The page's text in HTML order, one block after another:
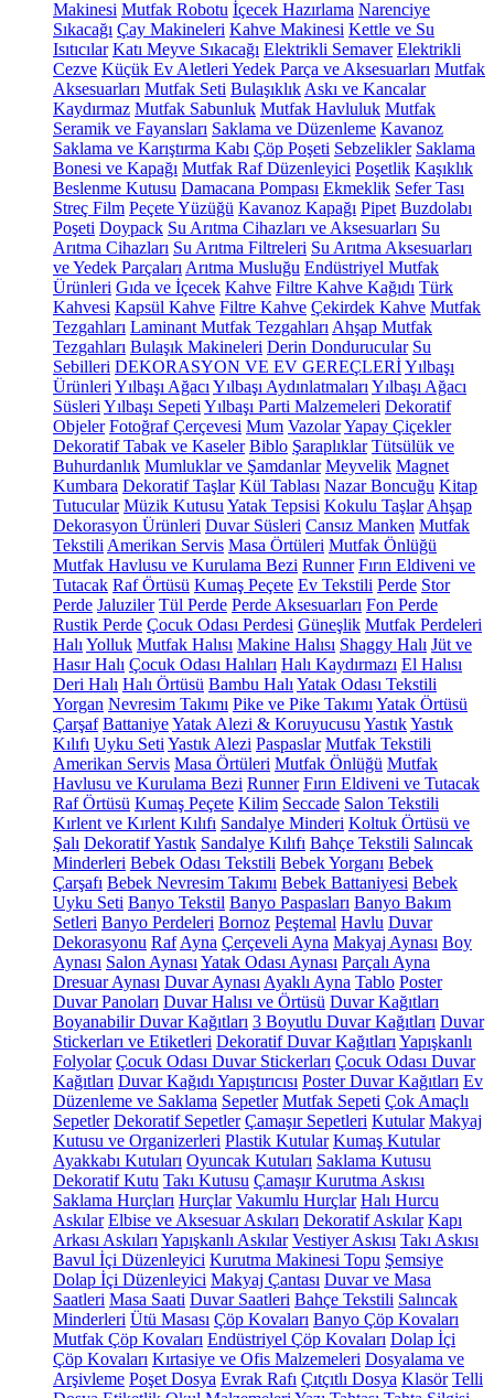
Makinesi Mutfak Robotu İçecek Hazırlama Narenciye
Sıkacağı Çay Makineleri Kahve Makinesi Kettle ve Su
Isıtıcılar Katı Meyve Sıkacağı Elektrikli Semaver Elektrikli
Cezve Küçük Ev Aletleri Yedek Parça ve Aksesuarları Mutfak
Aksesuarları Mutfak Seti Bulaşıklık Askı ve Kancalar
Kaydırmaz Mutfak Sabunluk Mutfak Havluluk Mutfak
Seramik ve Fayansları Saklama ve Düzenleme Kavanoz
Saklama ve Karıştırma Kabı Çöp Poşeti Sebzelikler Saklama
Bonesi ve Kapağı Mutfak Raf Düzenleyici Poşetlik Kaşıklık
Beslenme Kutusu Damacana Pompası Ekmeklik Sefer Tası
Streç Film Peçete Yüzüğü Kavanoz Kapağı Pipet Buzdolabı
Poşeti Doypack Su Arıtma Cihazları ve Aksesuarları Su
Arıtma Cihazları Su Arıtma Filtreleri Su Arıtma Aksesuarları
ve Yedek Parçaları Arıtma Musluğu Endüstriyel Mutfak
Ürünleri Gıda ve İçecek Kahve Filtre Kahve Kağıdı Türk
Kahvesi Kapsül Kahve Filtre Kahve Çekirdek Kahve Mutfak
Tezgahları Laminant Mutfak Tezgahları Ahşap Mutfak
Tezgahları Bulaşık Makineleri Derin Dondurucular Su
Sebilleri DEKORASYON VE EV GEREÇLERİYılbaşı
Ürünleri Yılbaşı Ağacı Yılbaşı Aydınlatmaları Yılbaşı Ağacı
Süsleri Yılbaşı Sepeti Yılbaşı Parti Malzemeleri Dekoratif
Objeler Fotoğraf Çerçevesi Mum VazolarYapay Çiçekler
Dekoratif Tabak ve Kaseler Biblo Şaraplıklar Tütsülük ve
Buhurdanlık Mumluklar ve Şamdanlar Meyvelik Magnet
Kumbara Dekoratif Taşlar Kül Tablası Nazar Boncuğu Kitap
Tutucular Müzik Kutusu Yatak Tepsisi Kokulu Taşlar Ahşap
Dekorasyon Ürünleri Duvar Süsleri Cansız Manken Mutfak
Tekstili Amerikan Servis Masa Örtüleri Mutfak Önlüğü
Mutfak Havlusu ve Kurulama Bezi Runner Fırın Eldiveni ve
Tutacak Raf Örtüsü Kumaş Peçete Ev Tekstili Perde Stor
Perde Jaluziler Tül Perde Perde Aksesuarları Fon Perde
Rustik Perde Çocuk Odası Perdesi Güneşlik Mutfak Perdeleri
Halı Yolluk Mutfak Halısı Makine Halısı Shaggy Halı Jüt ve
Hasır Halı Çocuk Odası Halıları Halı Kaydırmazı El Halısı
Deri Halı Halı Örtüsü Bambu Halı Yatak Odası Tekstili
Yorgan Nevresim Takımı Pike ve Pike Takımı Yatak Örtüsü
Çarşaf BattaniyeYatak Alezi & Koruyucusu YastıkYastık
Kılıfı Uyku Seti Yastık Alezi Paspaslar Mutfak Tekstili
Amerikan Servis Masa Örtüleri Mutfak Önlüğü Mutfak
Havlusu ve Kurulama Bezi Runner Fırın Eldiveni ve Tutacak
Raf Örtüsü Kumaş Peçete Kilim Seccade Salon Tekstili
Kırlent ve Kırlent Kılıfı Sandalye Minderi Koltuk Örtüsü ve
Şalı Dekoratif Yastık Sandalye Kılıfı Bahçe Tekstili Salıncak
Minderleri Bebek Odası Tekstili Bebek Yorganı Bebek
Çarşafı Bebek Nevresim Takımı Bebek Battaniyesi Bebek
Uyku Seti Banyo Tekstil Banyo Paspasları Banyo Bakım
Setleri Banyo Perdeleri Bornoz Peştemal Havlu Duvar
Dekorasyonu Raf Ayna Çerçeveli Ayna Makyaj Aynası Boy
Aynası Salon Aynası Yatak Odası Aynası Parçalı Ayna
Dresuar Aynası Duvar Aynası Ayaklı Ayna Tablo Poster
Duvar Panoları Duvar Halısı ve Örtüsü Duvar Kağıtları
Boyanabilir Duvar Kağıtları 3 Boyutlu Duvar Kağıtları Duvar
Stickerları ve Etiketleri Dekoratif Duvar Kağıtları Yapışkanlı
Folyolar Çocuk Odası Duvar Stickerları Çocuk Odası Duvar
Kağıtları Duvar Kağıdı Yapıştırıcısı Poster Duvar Kağıtları Ev
Düzenleme ve Saklama Sepetler Mutfak Sepeti Çok Amaçlı
Sepetler Dekoratif Sepetler Çamaşır Sepetleri Kutular Makyaj
Kutusu ve Organizerleri Plastik Kutular Kumaş Kutular
Ayakkabı Kutuları Oyuncak Kutuları Saklama Kutusu
Dekoratif Kutu Takı Kutusu Çamaşır Kurutma Askısı
Saklama Hurçları Hurçlar Vakumlu Hurçlar Halı Hurcu
Askılar Elbise ve Aksesuar Askıları Dekoratif Askılar Kapı
Arkası Askıları Yapışkanlı Askılar Vestiyer Askısı Takı Askısı
Bavul İçi Düzenleyici Kurutma Makinesi Topu Şemsiye
Dolap İçi Düzenleyici Makyaj Çantası Duvar ve Masa
Saatleri Masa Saati Duvar Saatleri Bahçe Tekstili Salıncak
Minderleri Ütü Masası Çöp Kovaları Banyo Çöp Kovaları
Mutfak Çöp Kovaları Endüstriyel Çöp Kovaları Dolap İçi
Çöp Kovaları Kırtasiye ve Ofis Malzemeleri Dosyalama ve
Arşivleme Poşet Dosya Evrak Rafı Çıtçıtlı Dosya Klasör Telli